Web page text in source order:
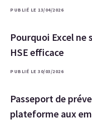
PUBLIÉ LE 13/04/2026
Pourquoi Excel
HSE efficace
PUBLIÉ LE 30/03/2026
Passeport de
plateforme aux